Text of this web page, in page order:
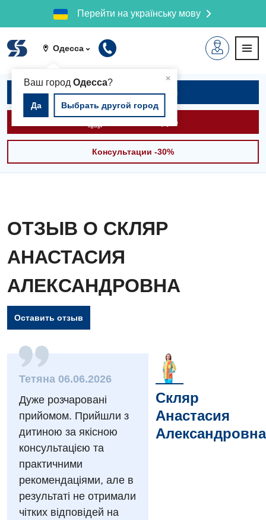
Перейти на українську мову
Одесса
×
Ваш город Одесса?
Да Выбрать другой город
Вакансии
Мероприятия БПР
Интернатура
Бесплатные операции
Диагностика
Ангиографические исследования
Диагностическое отделение
Гинекологическое отделение
Записаться на приём
Вызвать скорую
Консультации -30%
ОТЗЫВ О СКЛЯР
АНАСТАСИЯ
АЛЕКСАНДРОВНА
Оставить отзыв
Тетяна 06.06.2026
Дуже розчаровані
прийомом. Прийшли з
дитиною за якісною
консультацією та
практичними
рекомендаціями, але в
результаті не отримали
чітких відповідей на
Скляр
Анастасия
Александровна